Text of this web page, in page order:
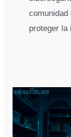
comunidad
proteger la